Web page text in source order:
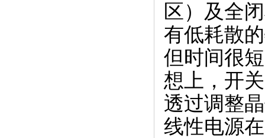
区）及全
有低耗散
但时间很
想上，开
透过调整
线性电源